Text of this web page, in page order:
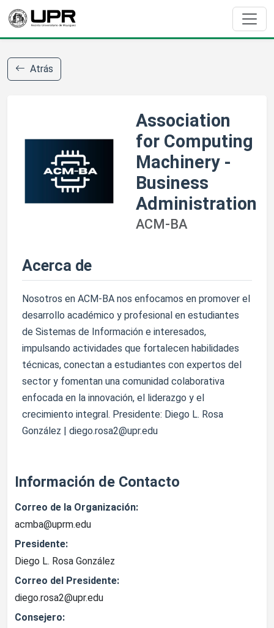
Atrás
Association
for Computing
Machinery -
Business
Administration
ACM-BA
Acerca de
Nosotros en ACM-BA nos enfocamos en promover el
desarrollo académico y profesional en estudiantes
de Sistemas de Información e interesados,
impulsando actividades que fortalecen habilidades
técnicas, conectan a estudiantes con expertos del
sector y fomentan una comunidad colaborativa
enfocada en la innovación, el liderazgo y el
crecimiento integral. Presidente: Diego L. Rosa
González | diego.rosa2@upr.edu
Información de Contacto
Correo de la Organización:
acmba@uprm.edu
Presidente:
Diego L. Rosa González
Correo del Presidente:
diego.rosa2@upr.edu
Consejero: